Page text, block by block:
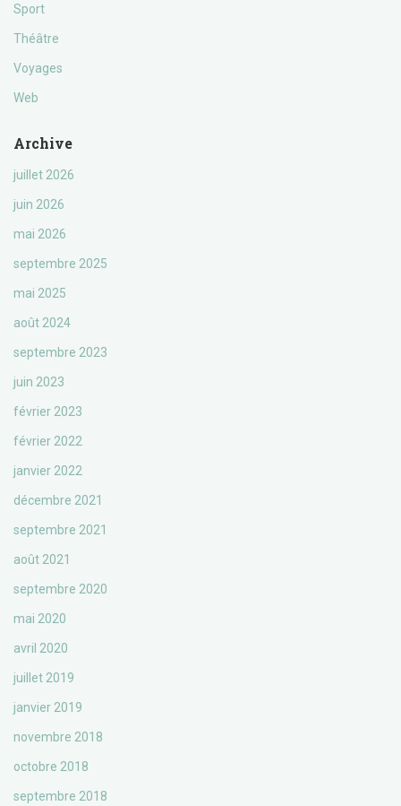
Sport
Théâtre
Voyages
Web
Archive
juillet 2026
juin 2026
mai 2026
septembre 2025
mai 2025
août 2024
septembre 2023
juin 2023
février 2023
février 2022
janvier 2022
décembre 2021
septembre 2021
août 2021
septembre 2020
mai 2020
avril 2020
juillet 2019
janvier 2019
novembre 2018
octobre 2018
septembre 2018